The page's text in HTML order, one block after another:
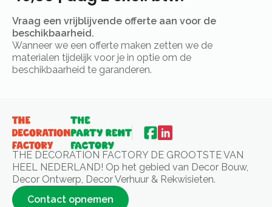
Vraag een vrijblijvende offerte aan voor de
beschikbaarheid.
Wanneer we een offerte maken zetten we de
materialen tijdelijk voor je in optie om de
beschikbaarheid te garanderen.
THE DECORATION FACTORY DE GROOTSTE VAN
HEEL NEDERLAND! Op het gebied van Decor Bouw,
Decor Ontwerp, Decor Verhuur & Rekwisieten.
Contact opnemen